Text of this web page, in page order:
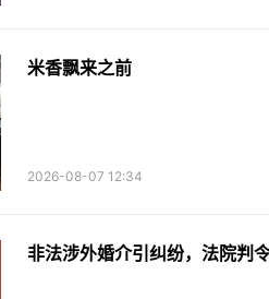
米香飘来之前
2026-08-07 12:34
非法涉外婚介引纠纷，法院判